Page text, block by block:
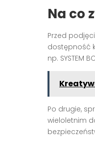
Na co
Przed
dostępność
np. SYSTEM
Po drugie,
wieloletnim